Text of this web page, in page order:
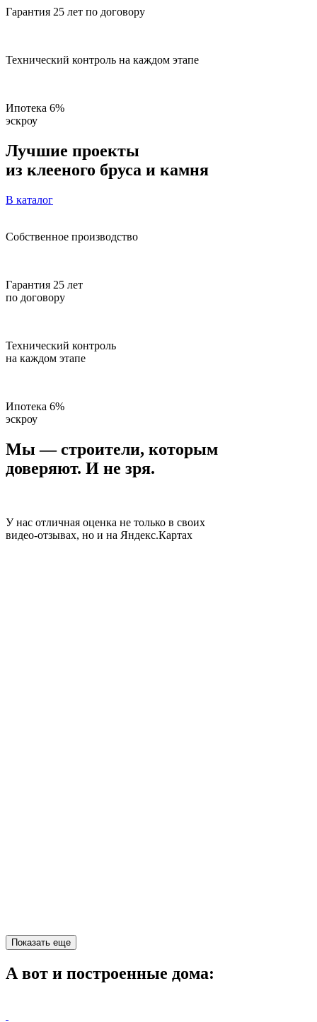
Гарантия 25 лет по договору
Технический контроль на каждом этапе
Ипотека 6%
эскроу
Лучшие проекты
из клееного бруса и камня
В каталог
Собственное производство
Гарантия 25 лет
по договору
Технический контроль
на каждом этапе
Ипотека 6%
эскроу
Мы — строители, которым
доверяют. И не зря.
У нас отличная оценка не только в своих
видео-отзывах, но и на Яндекс.Картах
Показать еще
А вот и построенные дома: